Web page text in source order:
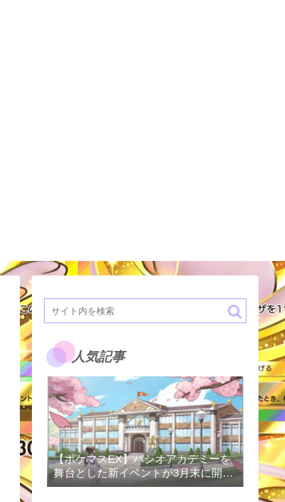
人気記事
【ポケマスEX】パシオアカデミーを
舞台とした新イベントが3月末に開催
予定！